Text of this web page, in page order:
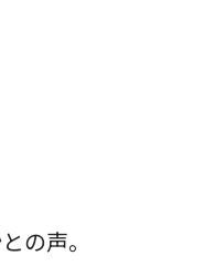
の声。